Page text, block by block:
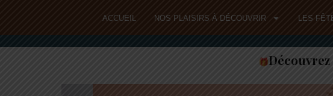
ACCUEIL NOS PLAISIRS À DÉCOUVRIR LES